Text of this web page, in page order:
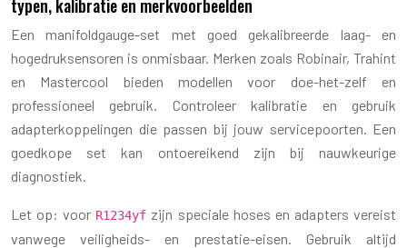
typen, kalibratie en merkvoorbeelden
Een manifoldgauge-set met goed gekalibreerde laag- en
hogedruksensoren is onmisbaar. Merken zoals Robinair, Trahint
en Mastercool bieden modellen voor doe-het-zelf en
professioneel gebruik. Controleer kalibratie en gebruik
adapterkoppelingen die passen bij jouw servicepoorten. Een
goedkope set kan ontoereikend zijn bij nauwkeurige
diagnostiek.
Let op: voor R1234yf zijn speciale hoses en adapters vereist
vanwege veiligheids- en prestatie-eisen. Gebruik altijd